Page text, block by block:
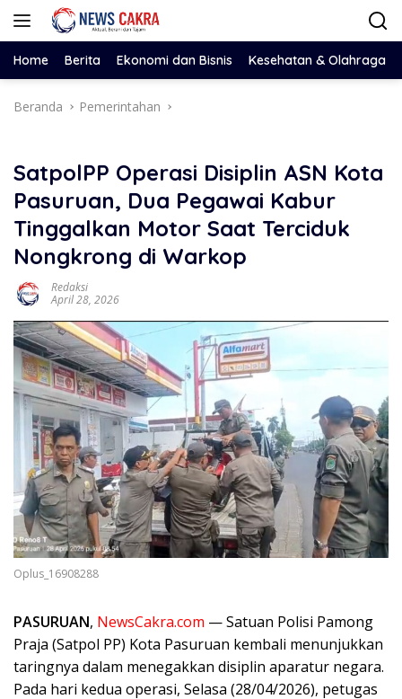
Langsung
Home Berita Ekonomi dan Bisnis Kesehatan & Olahraga
Beranda Pemerintahan
SatpolPP Operasi Disiplin ASN Kota
Pasuruan, Dua Pegawai Kabur
Tinggalkan Motor Saat Terciduk
Nongkrong di Warkop
Redaksi
April 28, 2026
Oplus_16908288
PASURUAN, NewsCakra.com — Satuan Polisi Pamong
Praja (Satpol PP) Kota Pasuruan kembali menunjukkan
taringnya dalam menegakkan disiplin aparatur negara.
Pada hari kedua operasi, Selasa (28/04/2026), petugas